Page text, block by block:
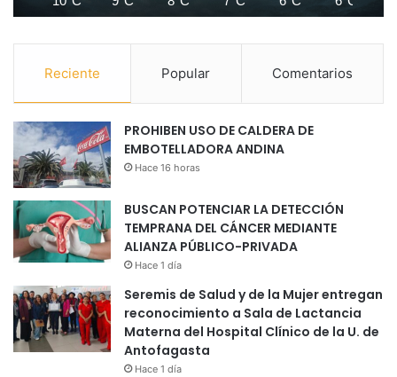
Reciente Popular Comentarios
PROHIBEN USO DE CALDERA DE
EMBOTELLADORA ANDINA
Hace 16 horas
BUSCAN POTENCIAR LA DETECCIÓN
TEMPRANA DEL CÁNCER MEDIANTE
ALIANZA PÚBLICO-PRIVADA
Hace 1 día
Seremis de Salud y de la Mujer entregan
reconocimiento a Sala de Lactancia
Materna del Hospital Clínico de la U. de
Antofagasta
Hace 1 día